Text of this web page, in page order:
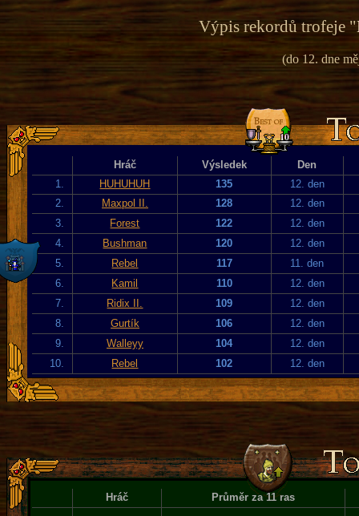
Výpis rekordů trofeje "
(do 12. dne
Hráč Výsledek
Den
1.
HUHUHUH 135
12. den
2.
Maxpol II. 128
12. den
3.
Forest 122
12. den
4.
Bushman 120
12. den
5.
Rebel 117
11. den
6.
Kamil 110
12. den
7.
Ridix II. 109
12. den
8.
Gurtík 106
12. den
9.
Walleyy 104
12. den
10.
Rebel 102 12. den
Hráč Průměr za 11 ras